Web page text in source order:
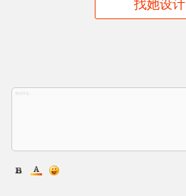
找她设计